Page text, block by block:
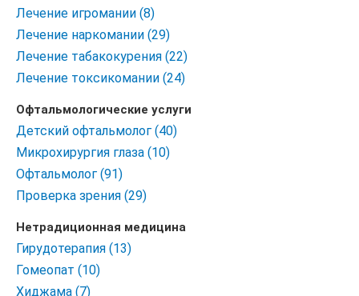
Лечение игромании (8)
Лечение наркомании (29)
Лечение табакокурения (22)
Лечение токсикомании (24)
Офтальмологические услуги
Детский офтальмолог (40)
Микрохирургия глаза (10)
Офтальмолог (91)
Проверка зрения (29)
Нетрадиционная медицина
Гирудотерапия (13)
Гомеопат (10)
Хиджама (7)